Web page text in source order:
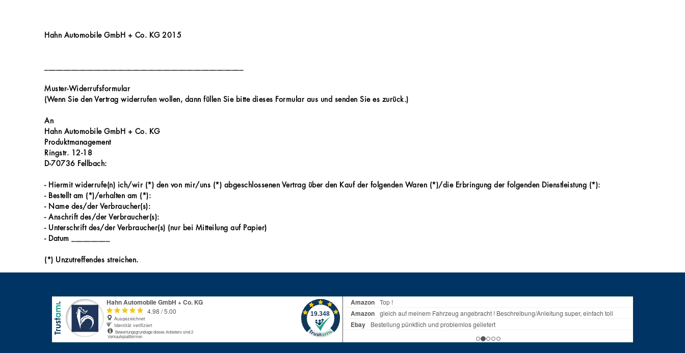
Hahn Automobile GmbH + Co. KG 2015
Muster-Widerrufsformular
(Wenn Sie den Vertrag widerrufen wollen, dann füllen Sie bitte dieses Formular aus und senden Sie es zurück.)
An
Hahn Automobile GmbH + Co. KG
Produktmanagement
Ringstr. 12-18
D-70736 Fellbach:
- Hiermit widerrufe(n) ich/wir (*) den von mir/uns (*) abgeschlossenen Vertrag über den Kauf der folgenden Waren (*)/die Erbringung der folgenden Dienstleistung (*):
- Bestellt am (*)/erhalten am (*):
- Name des/der Verbraucher(s):
- Anschrift des/der Verbraucher(s):
- Unterschrift des/der Verbraucher(s) (nur bei Mitteilung auf Papier)
- Datum __________
(*) Unzutreffendes streichen.